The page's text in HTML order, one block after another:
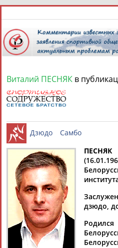
7
СПОРТСМЕНЫ, ТРЕНЕРЫ И
Найдено: 13181персон
Аслаудин
АБАЕВ
Елена
АБАИМОВА
Виталий ПЕСНЯК в
Дзюдо Самбо
дзюдо,